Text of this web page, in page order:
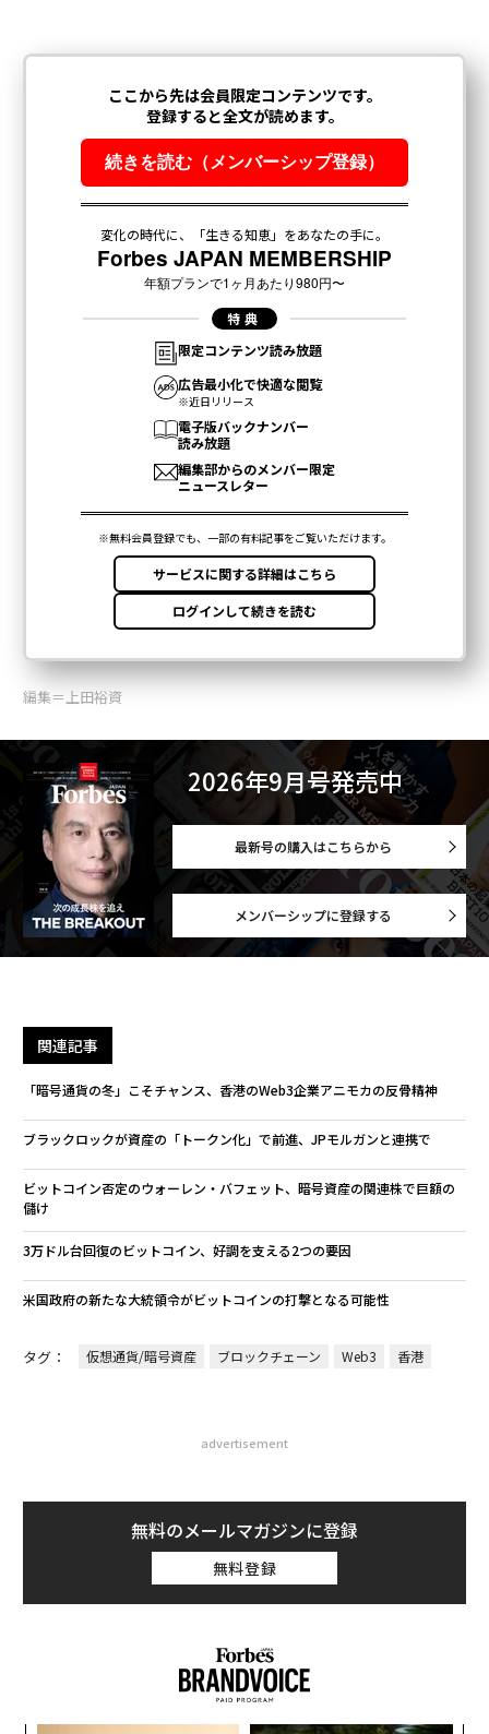
編集＝上田裕資
2026年9月号発売中
最新号の購入はこちらから
メンバーシップに登録する
関連記事
「暗号通貨の冬」こそチャンス、香港のWeb3企業アニモカの反骨精神
ブラックロックが資産の「トークン化」で前進、JPモルガンと連携で
ビットコイン否定のウォーレン・バフェット、暗号資産の関連株で巨額の
儲け
3万ドル台回復のビットコイン、好調を支える2つの要因
米国政府の新たな大統領令がビットコインの打撃となる可能性
タグ： 仮想通貨/暗号資産 ブロックチェーン Web3 香港
advertisement
無料のメールマガジンに登録
無料登録